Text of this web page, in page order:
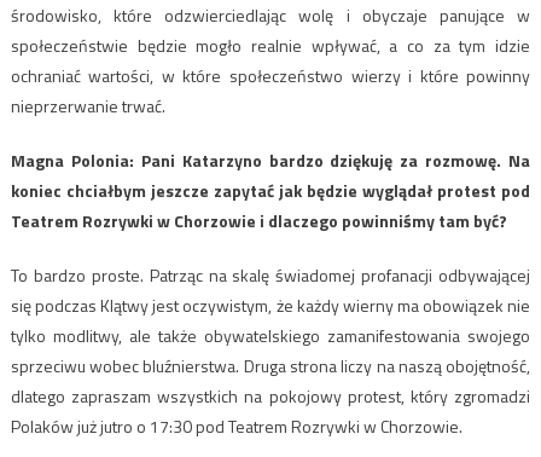
środowisko, które odzwierciedlając wolę i obyczaje panujące w
społeczeństwie będzie mogło realnie wpływać, a co za tym idzie
ochraniać wartości, w które społeczeństwo wierzy i które powinny
nieprzerwanie trwać.
Magna Polonia: ​Pani Katarzyno bardzo dziękuję za rozmowę. Na
koniec chciałbym jeszcze zapytać jak będzie wyglądał protest pod
Teatrem Rozrywki w Chorzowie i dlaczego powinniśmy tam być?
To bardzo proste. Patrząc na skalę świadomej profanacji odbywającej
się podczas Klątwy jest oczywistym, że każdy wierny ma obowiązek nie
tylko modlitwy, ale także obywatelskiego zamanifestowania swojego
sprzeciwu wobec bluźnierstwa. Druga strona liczy na naszą obojętność,
dlatego zapraszam wszystkich na pokojowy protest, który zgromadzi
Polaków już jutro o 17:30 pod Teatrem Rozrywki w Chorzowie.